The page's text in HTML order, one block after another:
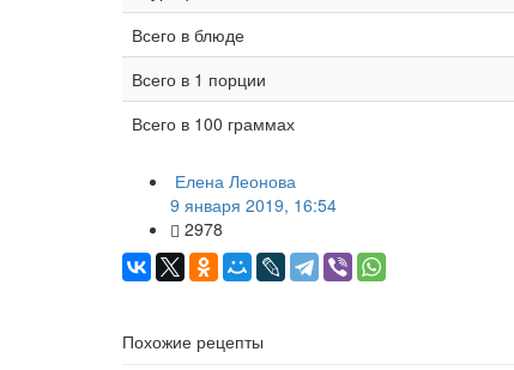
Всего в блюде
Всего в 1 порции
Всего в 100 граммах
Елена Леонова
9 января 2019, 16:54
2978
Похожие рецепты